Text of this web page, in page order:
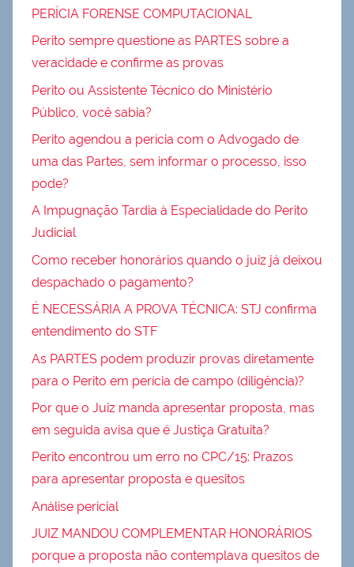
PERÍCIA FORENSE COMPUTACIONAL
Perito sempre questione as PARTES sobre a
veracidade e confirme as provas
Perito ou Assistente Técnico do Ministério
Público, você sabia?
Perito agendou a perícia com o Advogado de
uma das Partes, sem informar o processo, isso
pode?
A Impugnação Tardia à Especialidade do Perito
Judicial
Como receber honorários quando o juiz já deixou
despachado o pagamento?
É NECESSÁRIA A PROVA TÉCNICA: STJ confirma
entendimento do STF
As PARTES podem produzir provas diretamente
para o Perito em perícia de campo (diligência)?
Por que o Juiz manda apresentar proposta, mas
em seguida avisa que é Justiça Gratuita?
Perito encontrou um erro no CPC/15: Prazos
para apresentar proposta e quesitos
Análise pericial
JUIZ MANDOU COMPLEMENTAR HONORÁRIOS
porque a proposta não contemplava quesitos de